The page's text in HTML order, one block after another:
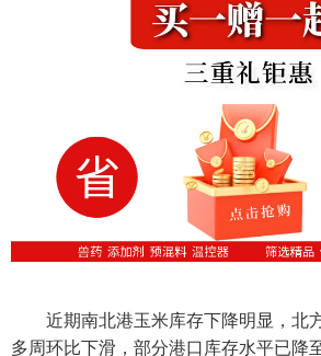
近期南北港玉米库存下降明显，北
多周环比下滑，部分港口库存水平已降